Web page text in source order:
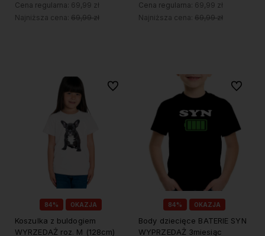
Cena regularna: 69,99 zł
Najniższa cena: 69,99 zł
Cena regularna: 69,99 zł
Najniższa cena: 69,99 zł
84% OKAZJA
Koszulka z buldogiem
WYRZEDAŻ roz. M (128cm)
Do ulubionych
84% OKAZJA
Body dziecięce BATERIE SYN
WYPRZEDAŻ 3miesiąc
Do